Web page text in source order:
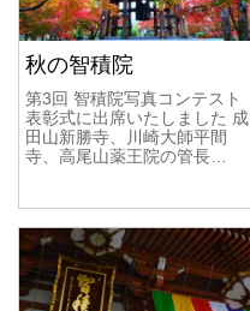
秋の智積院
第3回 智積院写真コンテスト
表彰式に出席いたしました 成
田山新勝寺、川崎大師平間
寺、高尾山薬王院の管長…